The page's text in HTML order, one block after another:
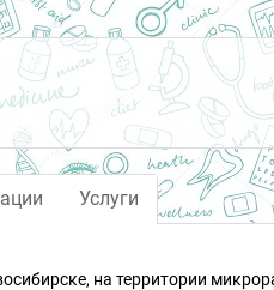
Услуги
на территории